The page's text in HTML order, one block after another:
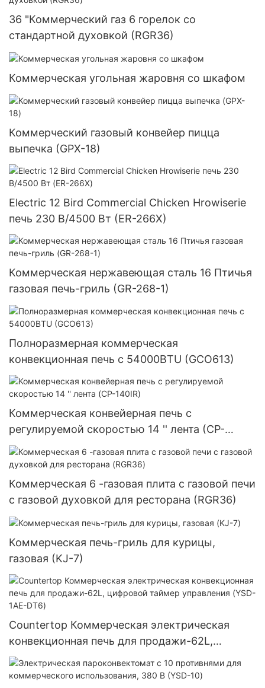
36 "Коммерческий газ 6 горелок со
стандартной духовкой (RGR36)
Коммерческая угольная жаровня со шкафом
Коммерческий газовый конвейер пицца
выпечка (GPX-18)
Electric 12 Bird Commercial Chicken Hrowiserie
печь 230 В/4500 Вт (ER-266X)
Коммерческая нержавеющая сталь 16 Птичья
газовая печь-гриль (GR-268-1)
Полноразмерная коммерческая
конвекционная печь с 54000BTU (GCO613)
Коммерческая конвейерная печь с
регулируемой скоростью 14 '' лента (CP-
140IR)
Коммерческая 6 -газовая плита с газовой печи
с газовой духовкой для ресторана (RGR36)
Коммерческая печь-гриль для курицы,
газовая (KJ-7)
Countertop Коммерческая электрическая
конвекционная печь для продажи-62L,
цифровой таймер управления (YSD-1AE-DT6)